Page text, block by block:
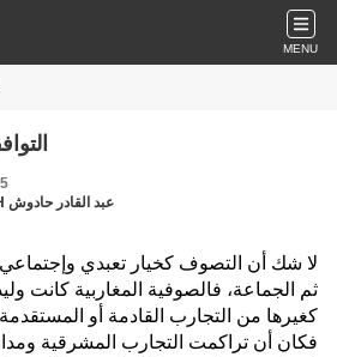
MENU
Abdelkader HADOUCH عبد القادر حادوش
لا شك أن التصوف كخيار تعبدي
ثم الجماعة، فالصوفية المغاربية كانت
كغيرها من التجارب القادمة أو
فكان أن تراكمت التجارب المشرقية